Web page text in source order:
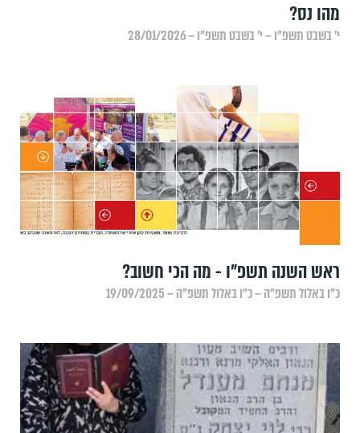
מהו נס?
י׳ בשבט תשפ״ו – י׳ בשבט תשפ״ו – 28/01/2026
ראש השנה תשפ"ו - מה הכי חשוב?
כ״ו באלול תשפ״ה – כ״ו באלול תשפ״ה – 19/09/2025